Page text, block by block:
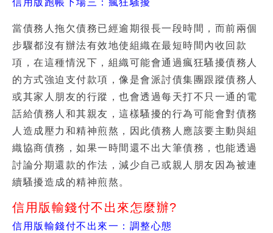
信用版跑帳下場三：瘋狂騷擾
當債務人拖欠債務已經逾期很長一段時間，而前兩個
步驟都沒有辦法有效地使組織在最短時間內收回款
項，在這種情況下，組織可能會通過瘋狂騷擾債務人
的方式強迫支付款項，像是會派討債集團跟蹤債務人
或其家人朋友的行蹤，也會透過每天打不只一通的電
話給債務人和其親友，這樣騷擾的行為可能會對債務
人造成壓力和精神煎熬，因此債務人應該要主動與組
織協商債務，如果一時間還不出大筆債務，也能透過
討論分期還款的作法，減少自己或親人朋友因為被連
續騷擾造成的精神煎熬。
信用版輸錢付不出來怎麼辦?
信用版輸錢付不出來一：調整心態